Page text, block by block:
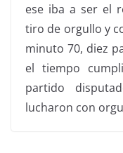
ese iba a ser el
tiro de orgullo y
minuto 70, diez
el tiempo
partido
lucharon con